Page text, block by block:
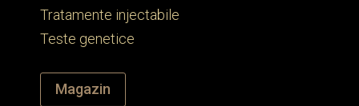
Tratamente injectabile
Teste genetice
Magazin